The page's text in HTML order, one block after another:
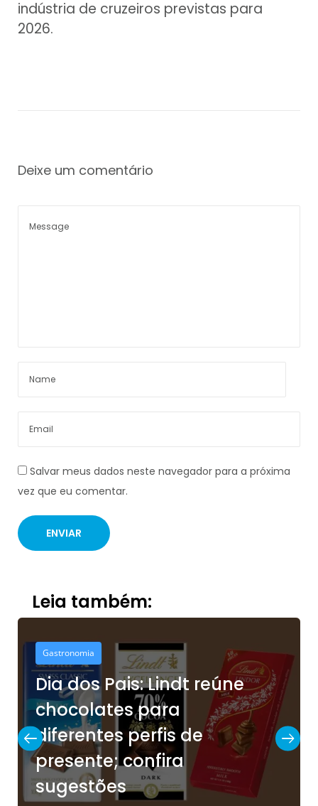
indústria de cruzeiros previstas para
2026.
Deixe um comentário
Salvar meus dados neste navegador para a próxima
vez que eu comentar.
Leia também:
Gastronomia
Dia dos Pais: Lindt reúne
chocolates para
diferentes perfis de
presente; confira
sugestões